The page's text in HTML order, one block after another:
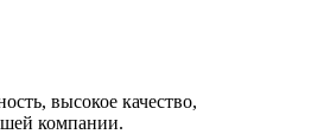
высокое качество,
компании.